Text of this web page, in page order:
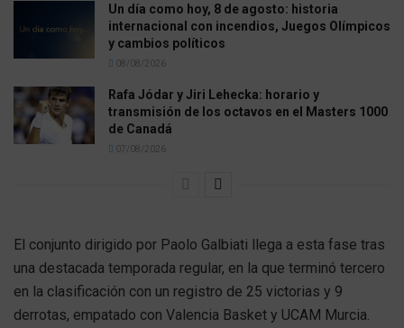
Un día como hoy, 8 de agosto: historia
internacional con incendios, Juegos Olímpicos
y cambios políticos
08/08/2026
Rafa Jódar y Jiri Lehecka: horario y
transmisión de los octavos en el Masters 1000
de Canadá
07/08/2026
El conjunto dirigido por Paolo Galbiati llega a esta fase tras
una destacada temporada regular, en la que terminó tercero
en la clasificación con un registro de 25 victorias y 9
derrotas, empatado con Valencia Basket y UCAM Murcia.